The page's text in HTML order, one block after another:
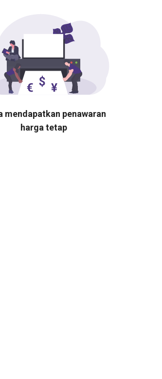
mendapatkan penawaran
harga tetap